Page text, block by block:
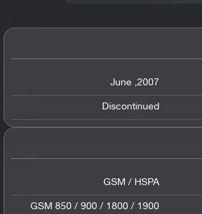
2007
,
June
Discontinued
GSM / HSPA
GSM 850 / 900 / 1800 / 1900